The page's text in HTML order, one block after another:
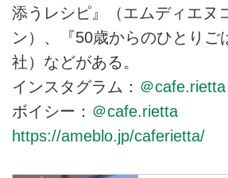
添うレシピ』（エムディエヌ
ン）、『50歳からのひとりご
社）などがある。
インスタグラム： ＠cafe.rietta
ボイシー： ＠cafe.rietta
https://ameblo.jp/caferietta/